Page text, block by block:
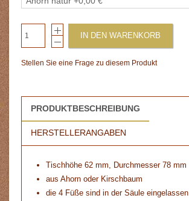
IN DEN WARENKORB
Stellen Sie eine Frage zu diesem Produkt
PRODUKTBESCHREIBUNG
HERSTELLERANGABEN
Tischhöhe 62 mm, Durchmesser 78 mm
aus Ahorn oder Kirschbaum
die 4 Füße sind in der Säule eingelassen